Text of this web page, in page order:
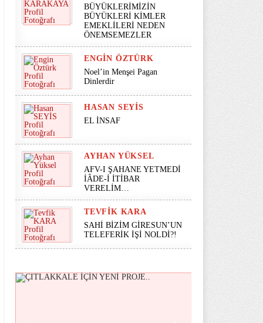
BÜYÜKLERİMİZİN
BÜYÜKLERİ KİMLER
EMEKLİLERİ NEDEN
ÖNEMSEMEZLER
ENGIN ÖZTÜRK
Noel’in Menşei Pagan
Dinlerdir
HASAN SEYİS
EL İNSAF
AYHAN YÜKSEL
AFV-I ŞAHANE YETMEDİ
İÂDE-İ İTİBAR
VERELİM…
TEVFIK KARA
SAHİ BİZİM GİRESUN’UN
TELEFERİK İŞİ NOLDİ?!